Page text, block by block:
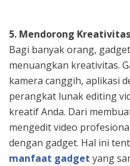
5. Mendorong
Bagi banyak orang,
menuangkan kreativitas.
kamera canggih, aplikasi
perangkat lunak editing
kreatif Anda. Dari
mengedit video
dengan gadget. Hal ini
manfaat gadget yang